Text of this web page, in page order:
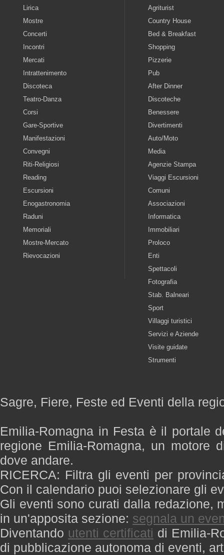
Lirica
Mostre
Concerti
Incontri
Mercati
Intrattenimento
Discoteca
Teatro-Danza
Corsi
Gare-Sportive
Manifestazioni
Convegni
Riti-Religiosi
Reading
Escursioni
Enogastronomia
Raduni
Memoriali
Mostre-Mercato
Rievocazioni
Agriturist
Country House
Bed & Breakfast
Shopping
Pizzerie
Pub
After Dinner
Discoteche
Benessere
Divertimenti
Auto/Moto
Media
Agenzie Stampa
Viaggi Escursioni
Comuni
Associazioni
Informatica
Immobiliari
Proloco
Enti
Spettacoli
Fotografia
Stab. Balneari
Sport
Villaggi turistici
Servizi e Aziende
Visite guidate
Strumenti
Sagre, Fiere, Feste ed Eventi della
Emilia-Romagna in Festa è il portale
regione Emilia-Romagna, un motore
dove andare.
RICERCA: Filtra gli eventi per
Con il calendario puoi selezionare gli
Gli eventi sono curati dalla redazione,
in un'apposita sezione: segnala un
Diventando utenti certificati di Emilia-
di pubblicazione autonoma di eventi,